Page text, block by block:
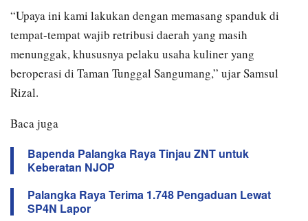
“Upaya ini kami lakukan dengan memasang spanduk di
tempat-tempat wajib retribusi daerah yang masih
menunggak, khususnya pelaku usaha kuliner yang
beroperasi di Taman Tunggal Sangumang,” ujar Samsul
Rizal.
Baca juga
Bapenda Palangka Raya Tinjau ZNT untuk
Keberatan NJOP
Palangka Raya Terima 1.748 Pengaduan Lewat
SP4N Lapor